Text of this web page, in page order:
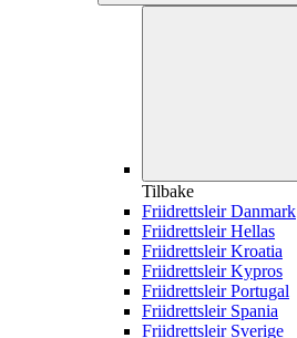
Tilbake
Friidrettsleir Danmark
Friidrettsleir Hellas
Friidrettsleir Kroatia
Friidrettsleir Kypros
Friidrettsleir Portugal
Friidrettsleir Spania
Friidrettsleir Sverige